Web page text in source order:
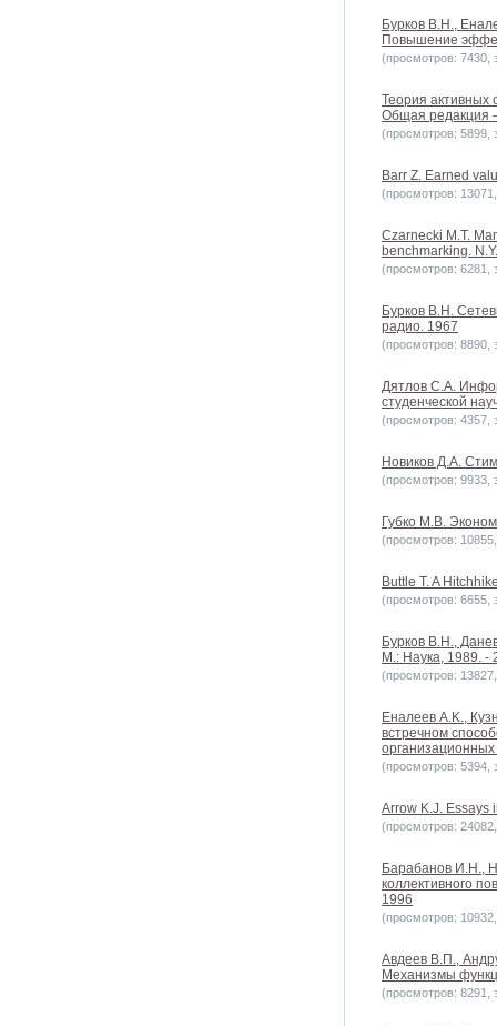
Бурков B.H.,
Повышение
(просмотров: 7430,
Теория активных
Общая редакция
(просмотров: 5899,
Barr Z. Earned
(просмотров:
Czarnecki M.T.
benchmarking.
(просмотров: 6281,
Бурков В.Н.
радио. 1967
(просмотров: 8890,
Дятлов С.А.
студенческой
(просмотров: 4357,
Новиков Д.А.
(просмотров: 9933,
Губко М.В.
(просмотров:
Buttle T. A
(просмотров: 6655,
Бурков В.Н.,
М.: Наука, 1989. -
(просмотров:
Еналеев A.K.,
встречном
(просмотров: 5394,
Arrow K.J. Essays
(просмотров:
Барабанов И.Н.,
коллективного
1996
(просмотров:
Авдеев В.П.,
Механизмы
(просмотров: 8291,